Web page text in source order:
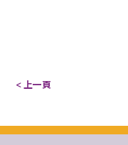
< 上一頁